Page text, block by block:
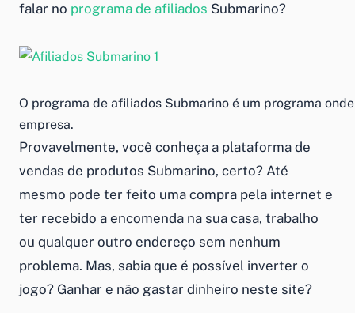
falar no programa de afiliados Submarino?
O programa de afiliados Submarino é um programa
empresa.
Provavelmente, você conheça a plataforma de
vendas de produtos Submarino, certo? Até
mesmo pode ter feito uma compra pela internet e
ter recebido a encomenda na sua casa, trabalho
ou qualquer outro endereço sem nenhum
problema. Mas, sabia que é possível inverter o
jogo? Ganhar e não gastar dinheiro neste site?